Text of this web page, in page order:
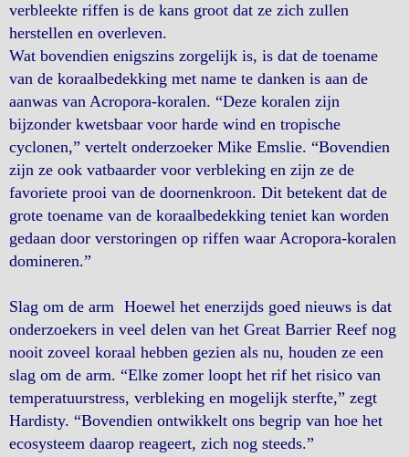
verbleekte riffen is de kans groot dat ze zich zullen
herstellen en overleven.
Wat bovendien enigszins zorgelijk is, is dat de toename
van de koraalbedekking met name te danken is aan de
aanwas van Acropora-koralen. “Deze koralen zijn
bijzonder kwetsbaar voor harde wind en tropische
cyclonen,” vertelt onderzoeker Mike Emslie. “Bovendien
zijn ze ook vatbaarder voor verbleking en zijn ze de
favoriete prooi van de doornenkroon. Dit betekent dat de
grote toename van de koraalbedekking teniet kan worden
gedaan door verstoringen op riffen waar Acropora-koralen
domineren.”
Slag om de arm Hoewel het enerzijds goed nieuws is dat
onderzoekers in veel delen van het Great Barrier Reef nog
nooit zoveel koraal hebben gezien als nu, houden ze een
slag om de arm. “Elke zomer loopt het rif het risico van
temperatuurstress, verbleking en mogelijk sterfte,” zegt
Hardisty. “Bovendien ontwikkelt ons begrip van hoe het
ecosysteem daarop reageert, zich nog steeds.”